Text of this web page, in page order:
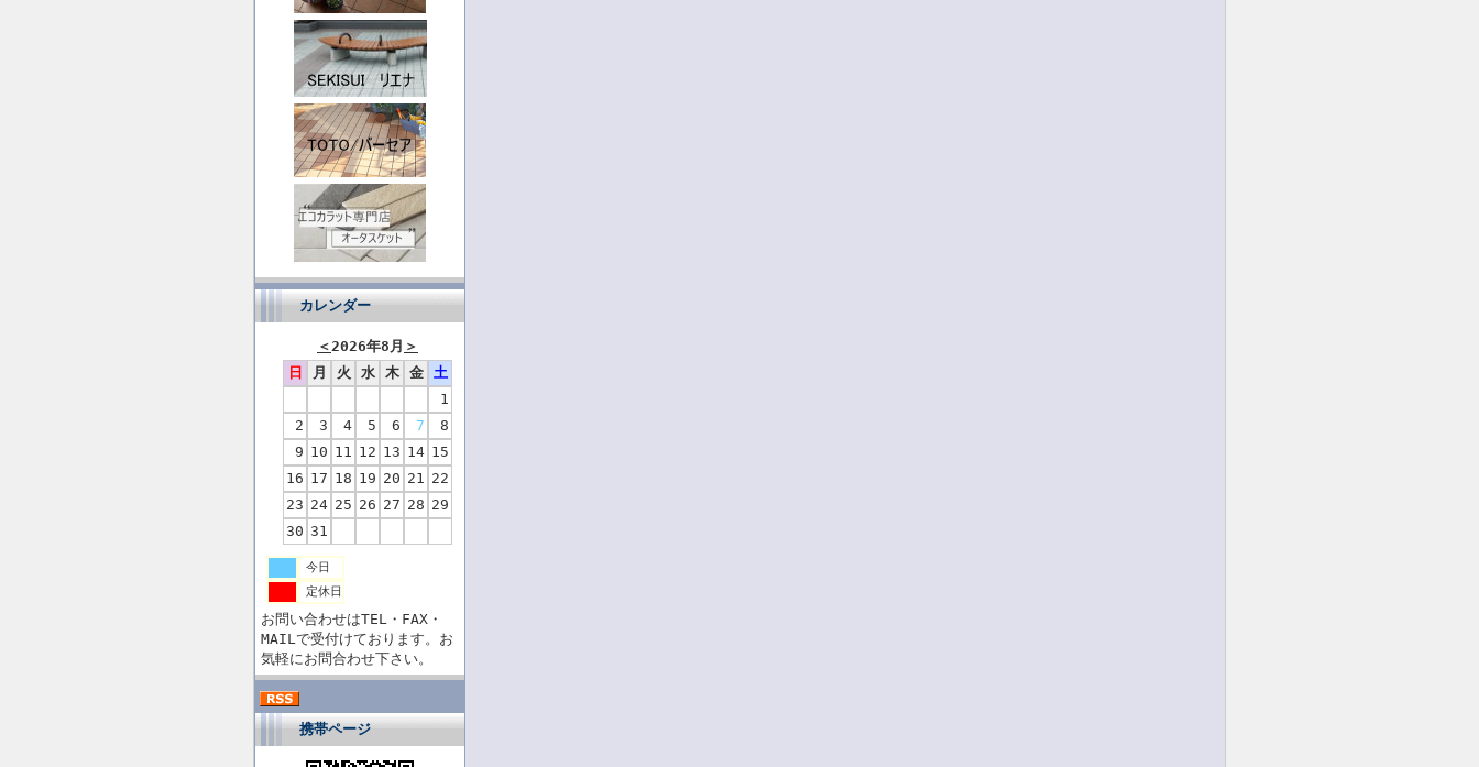
カレンダー
＜ 2026年8月 ＞
日
月 火 水 木 金
土
1
2
3 4 5 6 7
8
9 10 11 12 13 14 15
16 17 18 19 20 21
22
23 24 25 26 27 28 29
30 31
今日
定休日
お問い合わせはTEL・FAX・
MAILで受付けております。お
気軽にお問合わせ下さい。
携帯ページ